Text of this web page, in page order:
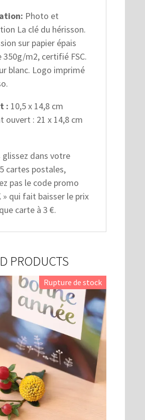
Photo et
La clé du hérisson.
sur papier épais
350g/m2, certifié FSC.
blanc. Logo imprimé
: 10,5 x 14,8 cm
ouvert : 21 x 14,8 cm
glissez dans votre
cartes postales,
pas le code promo
» qui fait baisser le prix
carte à 3 €.
PRODUCTS